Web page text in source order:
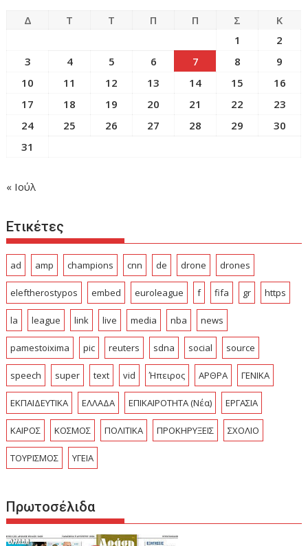
Δ Τ Τ Π Π Σ
Κ
1
2
3
4 5 6 7 8
9
10
11 12 13 14 15
16
17
18 19 20 21 22
23
24
25 26 27 28 29
30
31
« Ιούλ
Ετικέτες
ad amp champions cnn de drone drones
eleftherostypos embed euroleague f fifa gr https
la league link live media nba news
pamestoixima pic reuters sdna social source
speech super text vid Ήπειρος ΑΡΘΡΑ ΓΕΝΙΚΑ
ΕΚΠΑΙΔΕΥΤΙΚΑ ΕΛΛΑΔΑ ΕΠΙΚΑΙΡΟΤΗΤΑ (Νέα) ΕΡΓΑΣΙΑ
ΚΑΙΡΟΣ ΚΟΣΜΟΣ ΠΟΛΙΤΙΚΑ ΠΡΟΚΗΡΥΞΕΙΣ ΣΧΟΛΙΟ
ΤΟΥΡΙΣΜΟΣ ΥΓΕΙΑ
Πρωτοσέλιδα